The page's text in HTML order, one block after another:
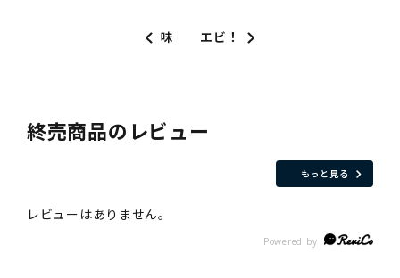
味 エビ！
終売商品のレビュー
もっと見る